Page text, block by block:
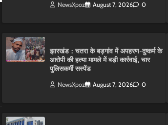
NewsXpoz August 7, 2026 0
झारखंड : चतरा के बड़गांव में अपहरण-दुष्कर्म के
आरोपी की हत्या मामले में बड़ी कार्रवाई, चार
पुलिसकर्मी सस्पेंड
NewsXpoz August 7, 2026 0